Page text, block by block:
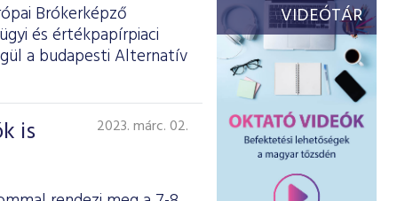
Brókerképző
és értékpapírpiaci
a budapesti Alternatív
is
2023. márc. 02.
VIDEÓTÁR